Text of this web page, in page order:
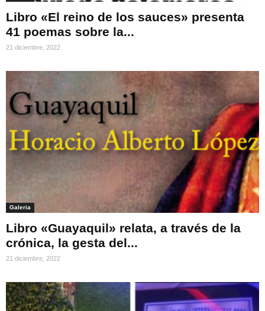
Libro «El reino de los sauces» presenta
41 poemas sobre la...
21 diciembre, 2022
Galeria
Libro «Guayaquil» relata, a través de la
crónica, la gesta del...
21 diciembre, 2022